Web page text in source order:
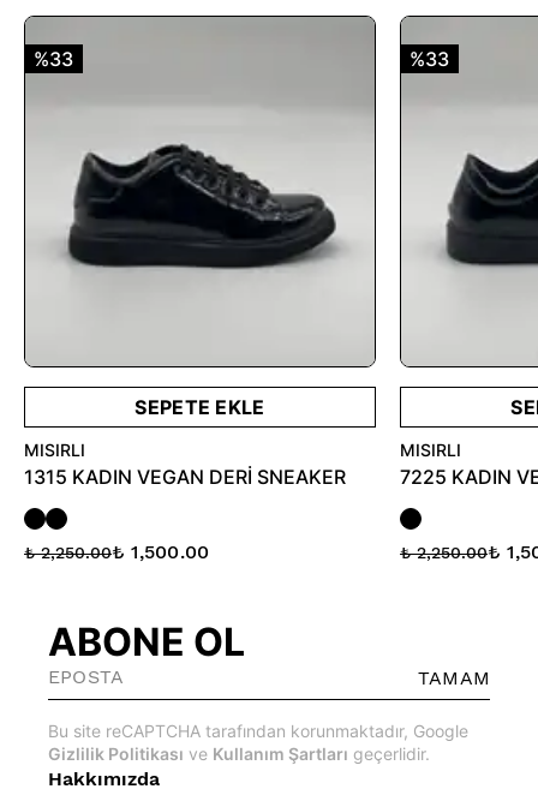
%33
SEPETE EKLE
MISIRLI
1315 KADIN VEGAN DERİ SNEAKER
₺ 2,250.00₺ 1,500.00
%33
MISIRLI
7225 KADIN
₺ 2,250.00₺
Hakkımızda
ABONE OL
TAMAM
Bu site reCAPTCHA tarafından korunmaktadır, Google
Gizlilik Politikası ve Kullanım Şartları geçerlidir.